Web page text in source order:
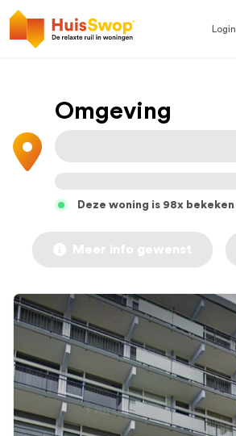
Login
Omgeving
Deze woning is 98x bekeken
Meer info gewenst